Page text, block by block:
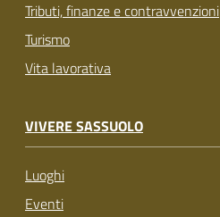
Tributi, finanze e contravvenzioni
Turismo
Vita lavorativa
VIVERE SASSUOLO
Luoghi
Eventi